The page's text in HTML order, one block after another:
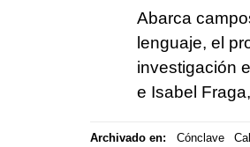
Abarca
lenguaje, el
investigación
e Isabel
Archivado en: Cónclave